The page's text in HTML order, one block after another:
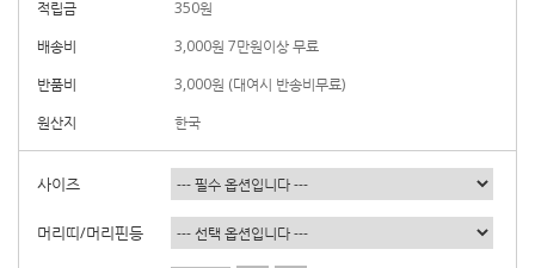
적립금
350원
배송비
3,000원 7만원이상 무료
반품비
3,000원 (대여시 반송비무료)
원산지
한국
사이즈
머리띠/머리핀등